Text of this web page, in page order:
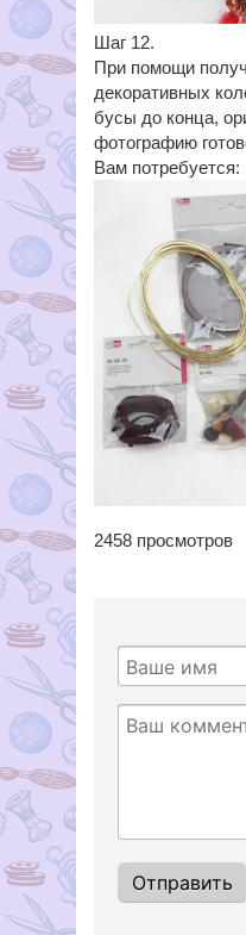
Шаг 12.
При помощи
декоративных
бусы до конца,
фотографию
Вам потребуется:
2458 просмотров